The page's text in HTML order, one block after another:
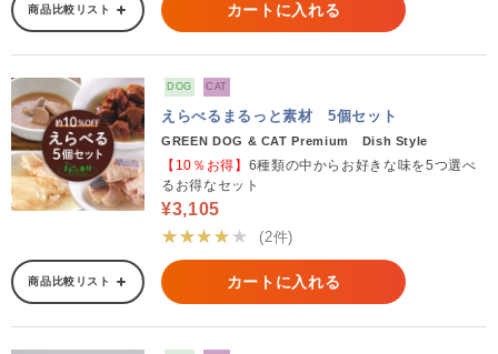
商品比較リスト カートに入れる
DOG CAT
えらべるまるっと素材 5個セット
GREEN DOG & CAT Premium Dish Style
【10％お得】 6種類の中からお好きな味を5つ選べ
るお得なセット
¥3,105
★★★★★
(2件)
商品比較リスト カートに入れる